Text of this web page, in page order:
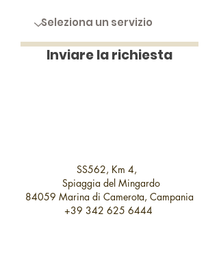
Inviare la richiesta
SS562, Km 4,
Spiaggia del Mingardo
84059 Marina di Camerota, Campania
+39 342 625 6444